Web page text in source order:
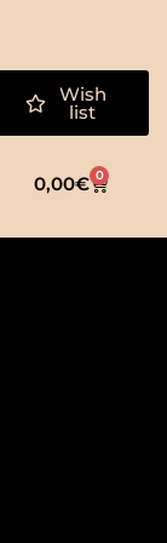
Wish
list
0,00€ 0